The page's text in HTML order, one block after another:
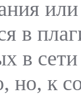
в
в
но, к